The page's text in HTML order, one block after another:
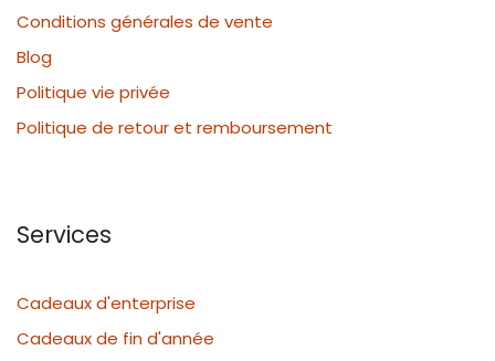
Conditions générales de vente
Blog
Politique vie privée
Politique de retour et remboursement
Services
Cadeaux d'enterprise
Cadeaux de fin d'année